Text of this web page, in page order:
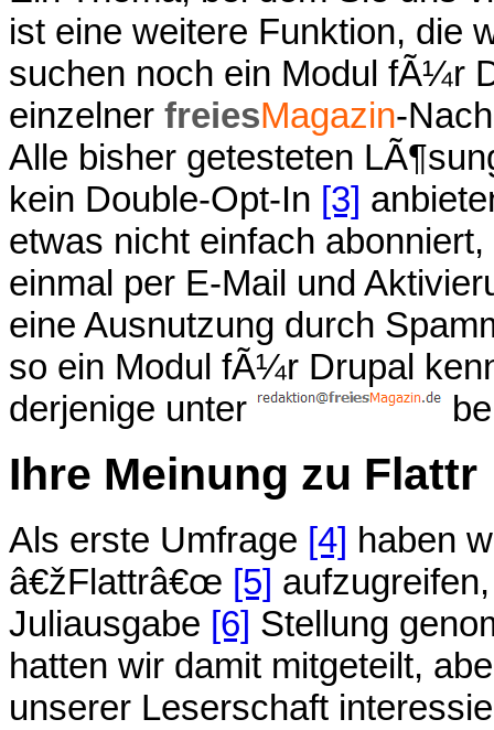
ist eine weitere Funktion, die
suchen noch ein Modul fÃ¼r
einzelner freiesMagazin-
Alle bisher getesteten
kein Double-Opt-In [3]
etwas nicht einfach
einmal per E-Mail und
eine Ausnutzung durch
so ein Modul fÃ¼r Drupal
derjenige unter
Ihre Meinung zu Flattr
Als erste Umfrage [4] haben
â€žFlattrâ€œ [5]
Juliausgabe [6] Stellung
hatten wir damit mitgeteilt,
unserer Leserschaft